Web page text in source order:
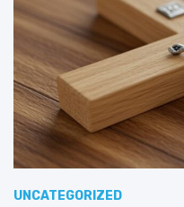
UNCATEGORIZED